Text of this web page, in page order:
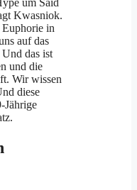
um Said
Kwasniok.
Euphorie in
auf das
das ist
und die
Wir wissen
diese
Jährige